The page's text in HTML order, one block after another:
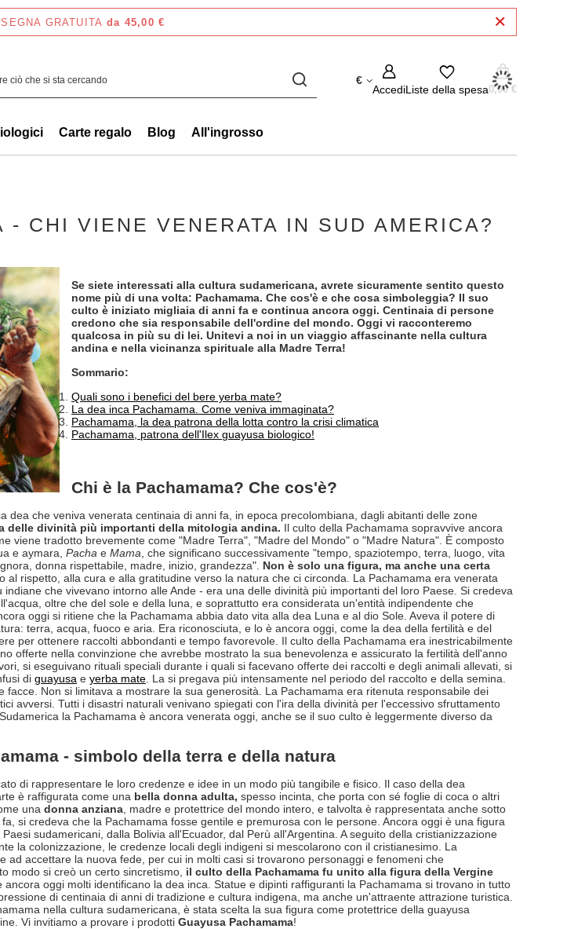
GRATUITA da 45,00 €
€
AccediListe della spesa0,00 €
Carte regalo Blog All'ingrosso
- CHI VIENE VENERATA IN SUD AMERICA?
Se siete interessati alla cultura sudamericana, avrete sicuramente sentito questo
nome più di una volta: Pachamama. Che cos'è e che cosa simboleggia? Il suo
culto è iniziato migliaia di anni fa e continua ancora oggi. Centinaia di persone
credono che sia responsabile dell'ordine del mondo. Oggi vi racconteremo
qualcosa in più su di lei. Unitevi a noi in un viaggio affascinante nella cultura
andina e nella vicinanza spirituale alla Madre Terra!
Sommario:
Quali sono i benefici del bere yerba mate?
La dea inca Pachamama. Come veniva immaginata?
Pachamama, la dea patrona della lotta contro la crisi climatica
Pachamama, patrona dell'Ilex guayusa biologico!
Chi è la Pachamama? Che cos'è?
dea che veniva venerata centinaia di anni fa, in epoca precolombiana, dagli abitanti delle zone
delle divinità più importanti della mitologia andina. Il culto della Pachamama sopravvive ancora
viene tradotto brevemente come "Madre Terra", "Madre del Mondo" o "Madre Natura". È composto
e aymara, Pacha e Mama , che significano successivamente "tempo, spaziotempo, terra, luogo, vita
donna rispettabile, madre, inizio, grandezza". Non è solo una figura, ma anche una certa
al rispetto, alla cura e alla gratitudine verso la natura che ci circonda. La Pachamama era venerata
che vivevano intorno alle Ande - era una delle divinità più importanti del loro Paese. Si credeva
oltre che del sole e della luna, e soprattutto era considerata un'entità indipendente che
oggi si ritiene che la Pachamama abbia dato vita alla dea Luna e al dio Sole. Aveva il potere di
terra, acqua, fuoco e aria. Era riconosciuta, e lo è ancora oggi, come la dea della fertilità e del
per ottenere raccolti abbondanti e tempo favorevole. Il culto della Pachamama era inestricabilmente
offerte nella convinzione che avrebbe mostrato la sua benevolenza e assicurato la fertilità dell'anno
si eseguivano rituali speciali durante i quali si facevano offerte dei raccolti e degli animali allevati, si
di guayusa e yerba mate . La si pregava più intensamente nel periodo del raccolto e della semina.
facce. Non si limitava a mostrare la sua generosità. La Pachamama era ritenuta responsabile dei
avversi. Tutti i disastri naturali venivano spiegati con l'ira della divinità per l'eccessivo sfruttamento
la Pachamama è ancora venerata oggi, anche se il suo culto è leggermente diverso da
- simbolo della terra e della natura
di rappresentare le loro credenze e idee in un modo più tangibile e fisico. Il caso della dea
è raffigurata come una bella donna adulta, spesso incinta, che porta con sé foglie di coca o altri
una donna anziana , madre e protettrice del mondo intero, e talvolta è rappresentata anche sotto
fa, si credeva che la Pachamama fosse gentile e premurosa con le persone. Ancora oggi è una figura
sudamericani, dalla Bolivia all'Ecuador, dal Perù all'Argentina. A seguito della cristianizzazione
la colonizzazione, le credenze locali degli indigeni si mescolarono con il cristianesimo. La
ad accettare la nuova fede, per cui in molti casi si trovarono personaggi e fenomeni che
modo si creò un certo sincretismo, il culto della Pachamama fu unito alla figura della Vergine
ancora oggi molti identificano la dea inca. Statue e dipinti raffiguranti la Pachamama si trovano in tutto
di centinaia di anni di tradizione e cultura indigena, ma anche un'attraente attrazione turistica.
nella cultura sudamericana, è stata scelta la sua figura come protettrice della guayusa
Vi invitiamo a provare i prodotti Guayusa Pachamama!